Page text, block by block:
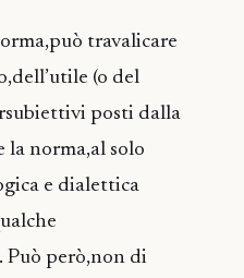
travalicare
(o del
posti dalla
la norma,al solo
e dialettica
Può però,non di